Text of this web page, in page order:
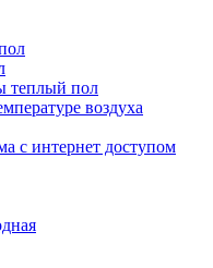
теплый пол
воздуха
с интернет доступом